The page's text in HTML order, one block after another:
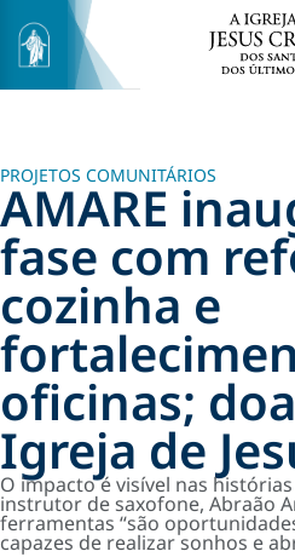
PROJETOS COMUNITÁRIOS
AMARE
fase com
cozinha e
oficinas;
Igreja de
O impacto é visível nas
instrutor de saxofone, Abraão
ferramentas “são
capazes de realizar sonhos e